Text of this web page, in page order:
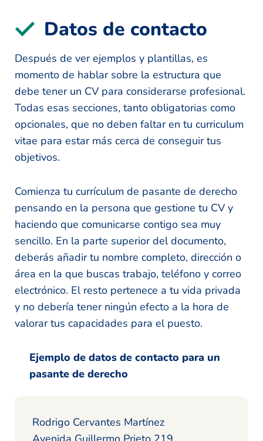
Datos de contacto
Después de ver ejemplos y plantillas, es
momento de hablar sobre la estructura que
debe tener un CV para considerarse profesional.
Todas esas secciones, tanto obligatorias como
opcionales, que no deben faltar en tu curriculum
vitae para estar más cerca de conseguir tus
objetivos.
Comienza tu currículum de pasante de derecho
pensando en la persona que gestione tu CV y
haciendo que comunicarse contigo sea muy
sencillo. En la parte superior del documento,
deberás añadir tu nombre completo, dirección o
área en la que buscas trabajo, teléfono y correo
electrónico. El resto pertenece a tu vida privada
y no debería tener ningún efecto a la hora de
valorar tus capacidades para el puesto.
Ejemplo de datos de contacto para un
pasante de derecho
Rodrigo Cervantes Martínez